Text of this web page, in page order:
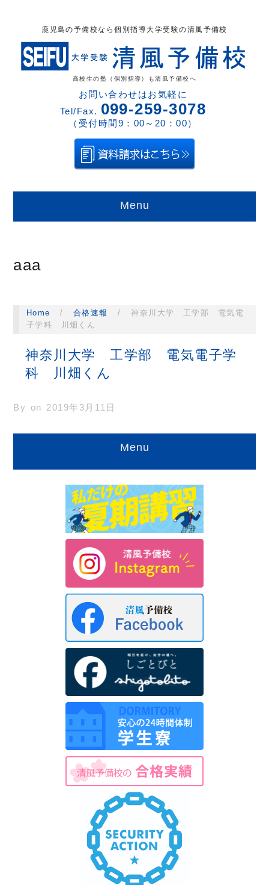
鹿児島の予備校なら個別指導大学受験の清風予備校
高校生の塾（個別指導）も清風予備校へ
お問い合わせはお気軽に
Tel/Fax. 099-259-3078
（受付時間9：00～20：00）
Menu
aaa
Home / 合格速報 /
神奈川大学 工学部 電気電
子学科 川畑くん
神奈川大学 工学部 電気電子学
科 川畑くん
By on 2019年3月11日
Menu